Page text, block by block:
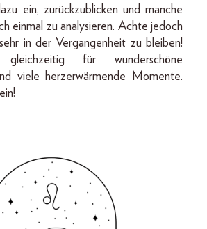
ein, zurückzublicken und manche
einmal zu analysieren. Achte jedoch
in der Vergangenheit zu bleiben!
für wunderschöne
viele herzerwärmende Momente.